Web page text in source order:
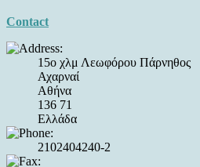
Contact
15ο χλμ Λεωφόρου Πάρνηθος
Αχαρναί
Αθήνα
136 71
Ελλάδα
2102404240-2